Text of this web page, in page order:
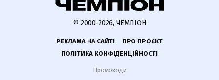
© 2000-2026, ЧЕМПІОН
РЕКЛАМА НА САЙТІ
ПРО ПРОЄКТ
ПОЛІТИКА КОНФІДЕНЦІЙНОСТІ
Промокоди